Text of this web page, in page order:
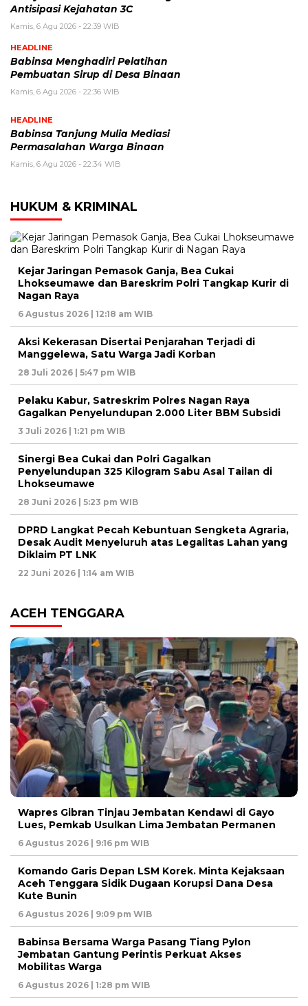
Antisipasi Kejahatan 3C
Kamis, 6 Agu 2026 - 22:39 WIB
HEADLINE
Babinsa Menghadiri Pelatihan
Pembuatan Sirup di Desa Binaan
Kamis, 6 Agu 2026 - 22:36 WIB
HEADLINE
Babinsa Tanjung Mulia Mediasi
Permasalahan Warga Binaan
Kamis, 6 Agu 2026 - 22:34 WIB
HUKUM & KRIMINAL
Kejar Jaringan Pemasok Ganja, Bea Cukai
Lhokseumawe dan Bareskrim Polri Tangkap Kurir di
Nagan Raya
6 Agustus 2026 | 12:18 am WIB
Aksi Kekerasan Disertai Penjarahan Terjadi di
Manggelewa, Satu Warga Jadi Korban
28 Juli 2026 | 5:47 pm WIB
Pelaku Kabur, Satreskrim Polres Nagan Raya
Gagalkan Penyelundupan 2.000 Liter BBM Subsidi
3 Juli 2026 | 1:21 pm WIB
Sinergi Bea Cukai dan Polri Gagalkan
Penyelundupan 325 Kilogram Sabu Asal Tailan di
Lhokseumawe
28 Juni 2026 | 5:23 pm WIB
DPRD Langkat Pecah Kebuntuan Sengketa Agraria,
Desak Audit Menyeluruh atas Legalitas Lahan yang
Diklaim PT LNK
22 Juni 2026 | 1:14 am WIB
ACEH TENGGARA
Wapres Gibran Tinjau Jembatan Kendawi di Gayo
Lues, Pemkab Usulkan Lima Jembatan Permanen
6 Agustus 2026 | 9:16 pm WIB
Komando Garis Depan LSM Korek. Minta Kejaksaan
Aceh Tenggara Sidik Dugaan Korupsi Dana Desa
Kute Bunin
6 Agustus 2026 | 9:09 pm WIB
Babinsa Bersama Warga Pasang Tiang Pylon
Jembatan Gantung Perintis Perkuat Akses
Mobilitas Warga
6 Agustus 2026 | 1:28 pm WIB